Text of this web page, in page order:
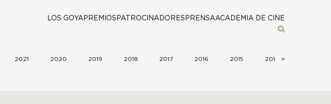
LOS GOYA PREMIOS PATROCINADORES PRENSAACADEMIA DE CINE
2021 2020 2019 2018 2017 2016 2015 2014 >